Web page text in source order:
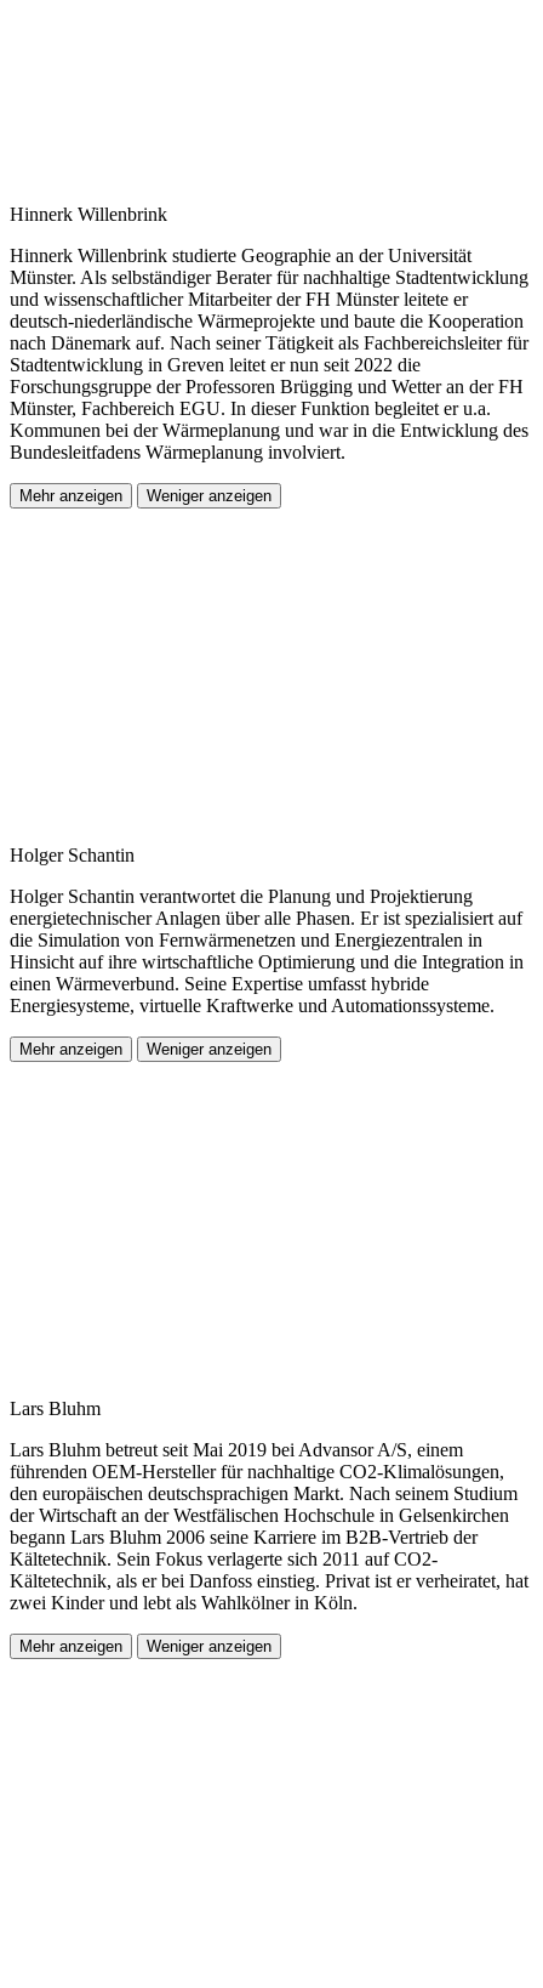
Hinnerk Willenbrink
Hinnerk Willenbrink studierte Geographie an der Universität
Münster. Als selbständiger Berater für nachhaltige Stadtentwicklung
und wissenschaftlicher Mitarbeiter der FH Münster leitete er
deutsch-niederländische Wärmeprojekte und baute die Kooperation
nach Dänemark auf. Nach seiner Tätigkeit als Fachbereichsleiter für
Stadtentwicklung in Greven leitet er nun seit 2022 die
Forschungsgruppe der Professoren Brügging und Wetter an der FH
Münster, Fachbereich EGU. In dieser Funktion begleitet er u.a.
Kommunen bei der Wärmeplanung und war in die Entwicklung des
Bundesleitfadens Wärmeplanung involviert.
Mehr anzeigen Weniger anzeigen
Holger Schantin
Holger Schantin verantwortet die Planung und Projektierung
energietechnischer Anlagen über alle Phasen. Er ist spezialisiert auf
die Simulation von Fernwärmenetzen und Energiezentralen in
Hinsicht auf ihre wirtschaftliche Optimierung und die Integration in
einen Wärmeverbund. Seine Expertise umfasst hybride
Energiesysteme, virtuelle Kraftwerke und Automationssysteme.
Mehr anzeigen Weniger anzeigen
Lars Bluhm
Lars Bluhm betreut seit Mai 2019 bei Advansor A/S, einem
führenden OEM-Hersteller für nachhaltige CO2-Klimalösungen,
den europäischen deutschsprachigen Markt. Nach seinem Studium
der Wirtschaft an der Westfälischen Hochschule in Gelsenkirchen
begann Lars Bluhm 2006 seine Karriere im B2B-Vertrieb der
Kältetechnik. Sein Fokus verlagerte sich 2011 auf CO2-
Kältetechnik, als er bei Danfoss einstieg. Privat ist er verheiratet, hat
zwei Kinder und lebt als Wahlkölner in Köln.
Mehr anzeigen Weniger anzeigen